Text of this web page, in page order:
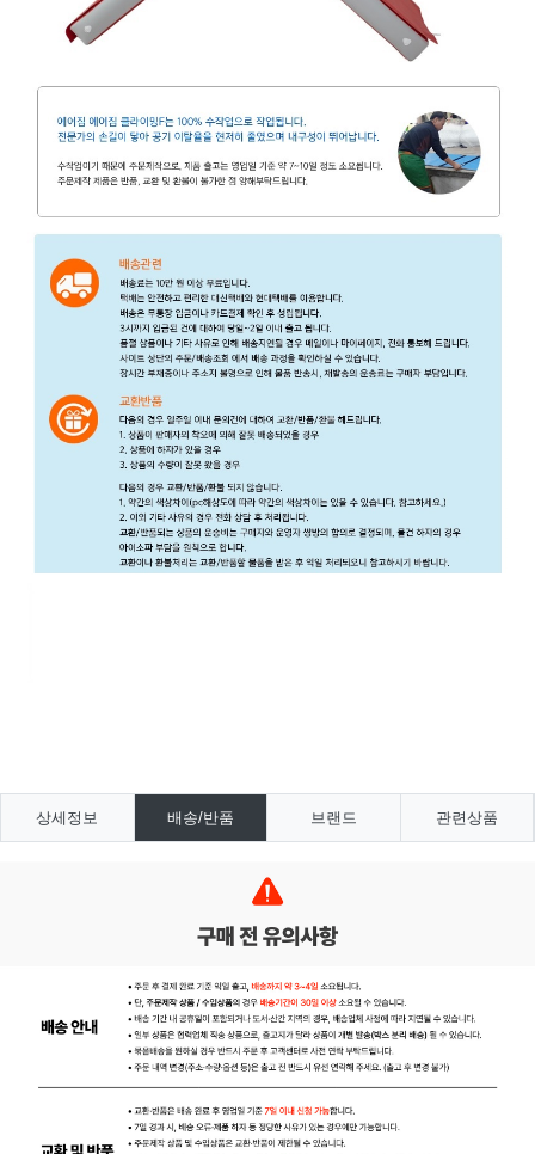
상세정보 배송/반품 브랜드 관련상품